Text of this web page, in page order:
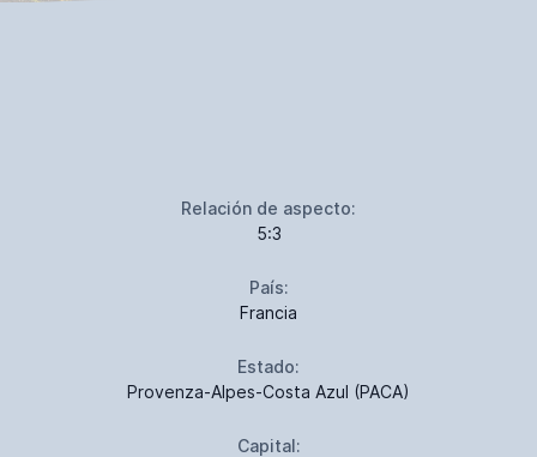
Relación de aspecto:
5:3
País:
Francia
Estado:
Provenza-Alpes-Costa Azul (PACA)
Capital: